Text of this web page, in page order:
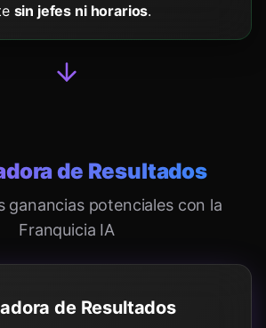
sin jefes ni horarios.
de Resultados
ganancias potenciales con la
Franquicia IA
de Resultados